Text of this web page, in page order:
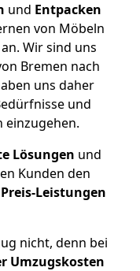
und Entpacken
von Möbeln
Wir sind uns
Bremen nach
uns daher
und
einzugehen.
Lösungen und
Kunden den
Leistungen
nicht, denn bei
Umzugskosten